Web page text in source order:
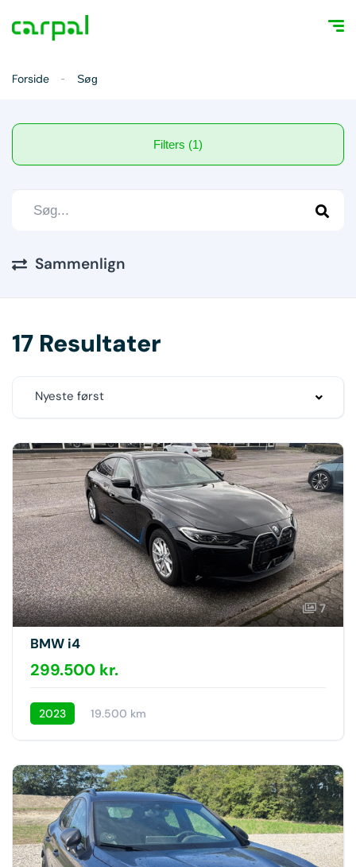
Forside Søg
Filters (1)
Sammenlign
17 Resultater
Nyeste først
7
BMW i4
299.500 kr.
2023 19.500 km